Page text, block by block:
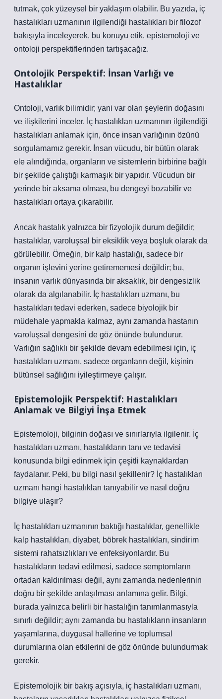
tutmak, çok yüzeysel bir yaklaşım olabilir. Bu yazıda, iç
hastalıkları uzmanının ilgilendiği hastalıkları bir filozof
bakışıyla inceleyerek, bu konuyu etik, epistemoloji ve
ontoloji perspektiflerinden tartışacağız.
Ontolojik Perspektif: İnsan Varlığı ve
Hastalıklar
Ontoloji, varlık bilimidir; yani var olan şeylerin doğasını
ve ilişkilerini inceler. İç hastalıkları uzmanının ilgilendiği
hastalıkları anlamak için, önce insan varlığının özünü
sorgulamamız gerekir. İnsan vücudu, bir bütün olarak
ele alındığında, organların ve sistemlerin birbirine bağlı
bir şekilde çalıştığı karmaşık bir yapıdır. Vücudun bir
yerinde bir aksama olması, bu dengeyi bozabilir ve
hastalıkları ortaya çıkarabilir.
Ancak hastalık yalnızca bir fizyolojik durum değildir;
hastalıklar, varoluşsal bir eksiklik veya boşluk olarak da
görülebilir. Örneğin, bir kalp hastalığı, sadece bir
organın işlevini yerine getirememesi değildir; bu,
insanın varlık dünyasında bir aksaklık, bir dengesizlik
olarak da algılanabilir. İç hastalıkları uzmanı, bu
hastalıkları tedavi ederken, sadece biyolojik bir
müdehale yapmakla kalmaz, aynı zamanda hastanın
varoluşsal dengesini de göz önünde bulundurur.
Varlığın sağlıklı bir şekilde devam edebilmesi için, iç
hastalıkları uzmanı, sadece organların değil, kişinin
bütünsel sağlığını iyileştirmeye çalışır.
Epistemolojik Perspektif: Hastalıkları
Anlamak ve Bilgiyi İnşa Etmek
Epistemoloji, bilginin doğası ve sınırlarıyla ilgilenir. İç
hastalıkları uzmanı, hastalıkların tanı ve tedavisi
konusunda bilgi edinmek için çeşitli kaynaklardan
faydalanır. Peki, bu bilgi nasıl şekillenir? İç hastalıkları
uzmanı hangi hastalıkları tanıyabilir ve nasıl doğru
bilgiye ulaşır?
İç hastalıkları uzmanının baktığı hastalıklar, genellikle
kalp hastalıkları, diyabet, böbrek hastalıkları, sindirim
sistemi rahatsızlıkları ve enfeksiyonlardır. Bu
hastalıkların tedavi edilmesi, sadece semptomların
ortadan kaldırılması değil, aynı zamanda nedenlerinin
doğru bir şekilde anlaşılması anlamına gelir. Bilgi,
burada yalnızca belirli bir hastalığın tanımlanmasıyla
sınırlı değildir; aynı zamanda bu hastalıkların insanların
yaşamlarına, duygusal hallerine ve toplumsal
durumlarına olan etkilerini de göz önünde bulundurmak
gerekir.
Epistemolojik bir bakış açısıyla, iç hastalıkları uzmanı,